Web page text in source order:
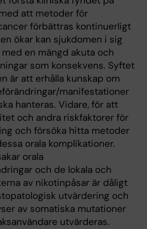
att metoder för
förbättras kontinuerligt
ökar kan sjukdomen i sig
en mängd akuta och
som konsekvens. Syftet
är att erhålla kunskap om
manifestationer
hanteras. Vidare, för att
och andra riskfaktorer för
och försöka hitta metoder
orala komplikationer.
orala
och de lokala och
av nikotinpåsar är dåligt
utvärdering och
av somatiska mutationer
utvärderas.